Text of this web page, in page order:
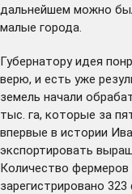
дальнейшем можно
малые города.
Губернатору идея
верю, и есть уже
земель начали
тыс. га, которые за
впервые в истории
экспортировать
Количество фермеров
зарегистрировано